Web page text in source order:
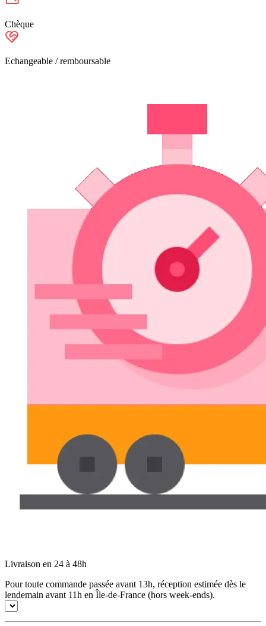
Chèque
Echangeable / remboursable
Livraison en 24 à 48h
Pour toute commande passée avant 13h, réception estimée dès le
lendemain avant 11h en Île-de-France (hors week-ends).